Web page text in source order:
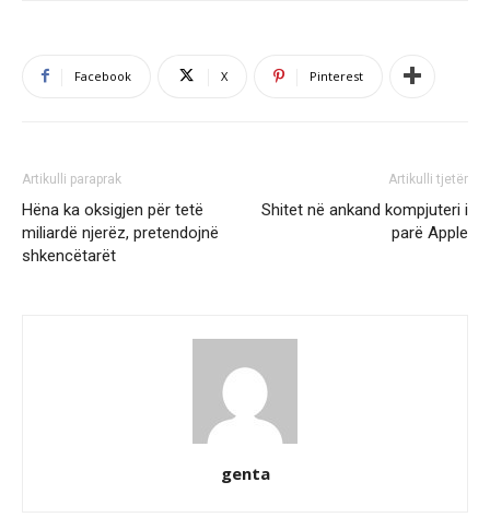
Facebook X Pinterest
Artikulli paraprak
Hëna ka oksigjen për tetë
miliardë njerëz, pretendojnë
shkencëtarët
Artikulli tjetër
Shitet në ankand kompjuteri i
parë Apple
genta